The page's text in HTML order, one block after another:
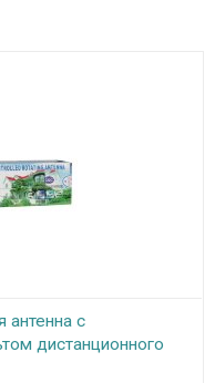
антенна с
дистанционного